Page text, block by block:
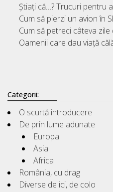
Știați că…? Trucuri pentru
Cum să pierzi un avion în
Cum să petreci câteva
Oamenii care dau viață
Categorii:
O scurtă introducere
De prin lume adunate
Europa
Asia
Africa
România, cu drag
Diverse de ici, de colo